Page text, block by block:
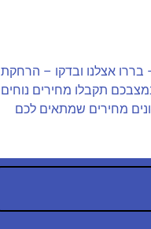
בררו אצלנו ובדקו – הרחקת
תקבלו מחירים נוחים
מחירים שמתאים לכם